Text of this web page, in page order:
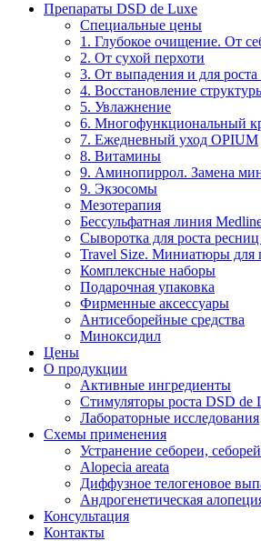
Препараты DSD de Luxe
Специальные цены
1. Глубокое очищение. От
2. От сухой перхоти
3. От выпадения и для роста
4. Восстановление
5. Увлажнение
6. Многофункциональный
7. Ежедневный уход OPIUM
8. Витамины
9. Аминопиррол. Замена
9. Экзосомы
Мезотерапия
Бессульфатная линия
Сыворотка для роста
Travel Size. Миниатюры для
Комплексные наборы
Подарочная упаковка
Фирменные аксессуары
Антисеборейные средства
Миноксидил
Цены
О продукции
Активные ингредиенты
Стимуляторы роста DSD de
Лабораторные исследования
Схемы применения
Устранение себореи,
Alopecia areata
Диффузное телогеновое
Андрогенетическая
Консультация
Контакты